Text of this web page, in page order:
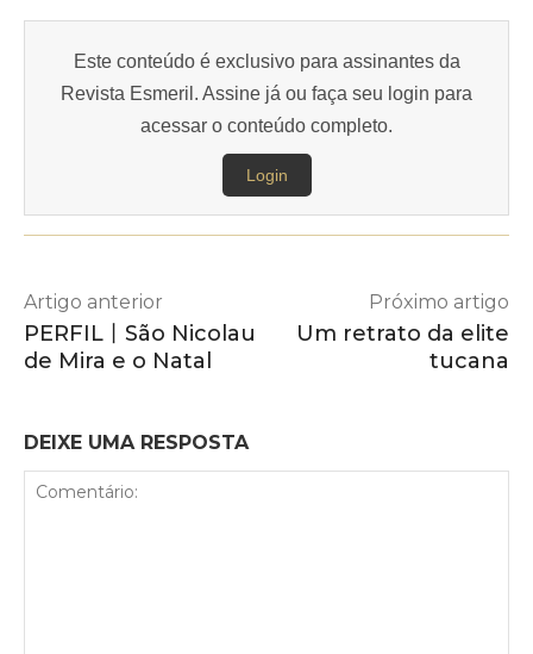
Este conteúdo é exclusivo para assinantes da
Revista Esmeril. Assine já ou faça seu login para
acessar o conteúdo completo.
Login
Artigo anterior
PERFIL丨São Nicolau
de Mira e o Natal
Próximo artigo
Um retrato da elite
tucana
DEIXE UMA RESPOSTA